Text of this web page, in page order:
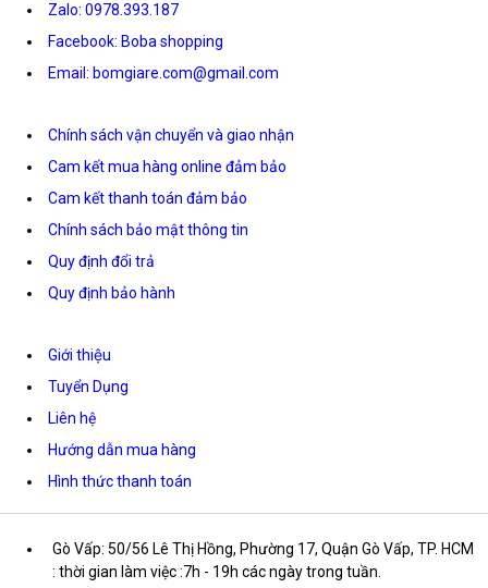
Zalo: 0978.393.187
Facebook: Boba shopping
Email: bomgiare.com@gmail.com
Chính sách vận chuyển và giao nhận
Cam kết mua hàng online đảm bảo
Cam kết thanh toán đảm bảo
Chính sách bảo mật thông tin
Quy định đổi trả
Quy định bảo hành
Giới thiệu
Tuyển Dụng
Liên hệ
Hướng dẫn mua hàng
Hình thức thanh toán
Gò Vấp: 50/56 Lê Thị Hồng, Phường 17, Quận Gò Vấp, TP. HCM
: thời gian làm việc :7h - 19h các ngày trong tuần.